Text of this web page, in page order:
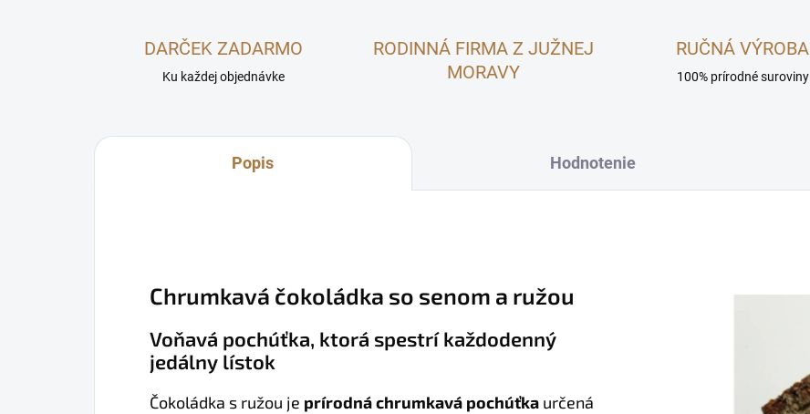
DARČEK ZADARMO
Ku každej objednávke
RODINNÁ FIRMA Z JUŽNEJ
MORAVY
RUČNÁ VÝROBA
100% prírodné suroviny
Popis Hodnotenie
Chrumkavá čokoládka so senom a ružou
Voňavá pochúťka, ktorá spestrí každodenný
jedálny lístok
Čokoládka s ružou je prírodná chrumkavá pochúťka určená